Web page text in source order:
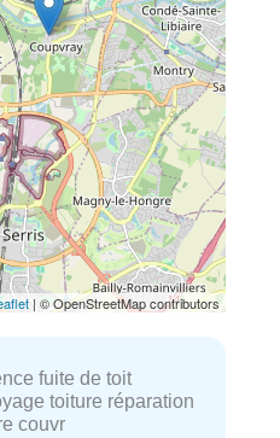
| © OpenStreetMap contributors
fuite de toit
toiture réparation
couvr